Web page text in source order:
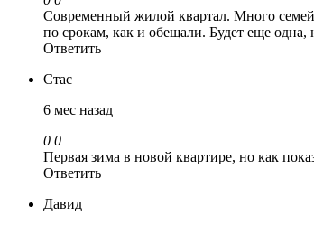
Современный жилой квартал. Много
по срокам, как и обещали. Будет еще одна,
Ответить
Стас
6 мес назад
0 0
Первая зима в новой квартире, но как
Ответить
Давид